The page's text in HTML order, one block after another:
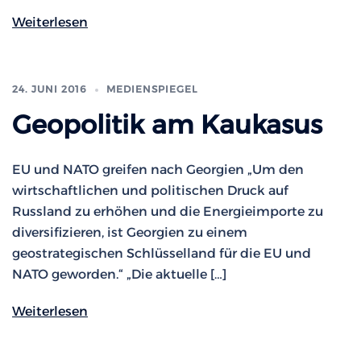
Weiterlesen
24. JUNI 2016 MEDIENSPIEGEL
Geopolitik am Kaukasus
EU und NATO greifen nach Georgien „Um den
wirtschaftlichen und politischen Druck auf
Russland zu erhöhen und die Energieimporte zu
diversifizieren, ist Georgien zu einem
geostrategischen Schlüsselland für die EU und
NATO geworden.“ „Die aktuelle […]
Weiterlesen